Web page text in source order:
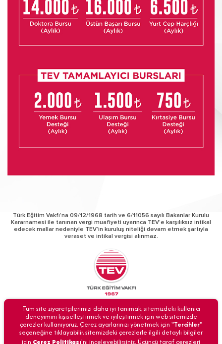
Türk Eğitim Vakfı’na 09/12/1968 tarih ve 6/11056 sayılı Bakanlar Kurulu
Kararnamesi ile tanınan vergi muafiyeti uyarınca TEV’e karşılıksız intikal
edecek mallar nedeniyle TEV’in kuruluş niteliği devam etmek şartıyla
veraset ve intikal vergisi alınmaz.
Tüm hakları gizlidir.
BİZİ ARAYIN
Tüm site ziyaretçilerimizi daha iyi tanımak, sitemizdeki kullanıcı
deneyimini kişiselleştirmek ve iyileştirmek için web sitemizde
çerezler kullanıyoruz. Çerez ayarlarınızı yönetmek için "Tercihler"
seçeneğine tıklayabilir, sitemizdeki çerezlerle ilgili detaylı bilgiler
için Çerez Politikası'nı inceleyebilirsiniz. Üçüncü taraf çerezleri